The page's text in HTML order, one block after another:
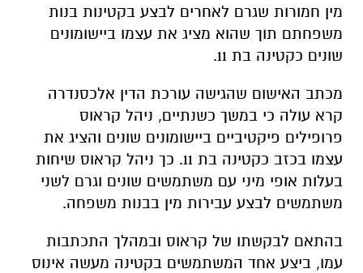
מין חמורות שגרם לאחרים לבצע בקטינות בנות
משפחתם תוך שהוא מציג את עצמו ביישומונים
שונים כקטינה בת 11.
מכתב האישום שהגישה עורכת הדין אלכסנדרה
קרא עולה כי במשך כשנתיים, ניהל קראוס
פרופילים פיקטיביים ביישומונים שונים והציג את
עצמו בכזב כקטינה בת 11. כך ניהל קראוס שיחות
בעלות אופי מיני עם משתמשים שונים וגרם לשני
משתמשים לבצע עבירות מין בבנות משפחה.
בהתאם לבקשתו של קראוס ובמהלך התכתבות
עמו, ביצע אחד המשתמשים בקטינה מעשה אינוס